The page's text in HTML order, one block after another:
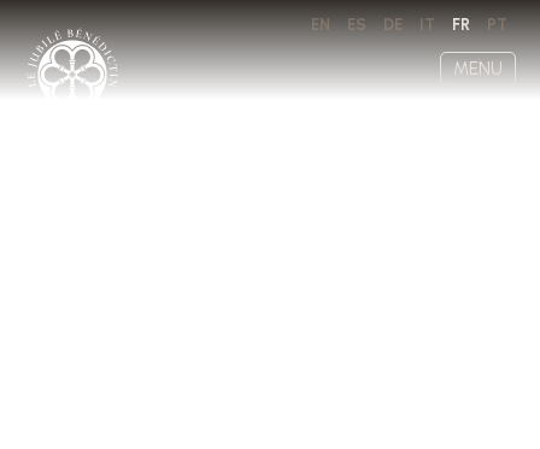
EN ES DE IT FR PT
MENU